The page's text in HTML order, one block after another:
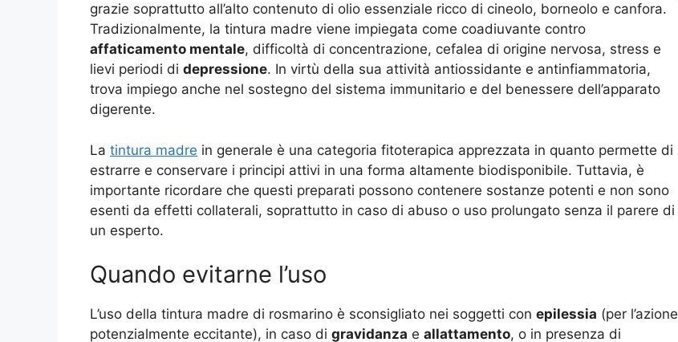
grazie soprattutto all’alto contenuto di olio essenziale ricco di cineolo, borneolo e canfora.
Tradizionalmente, la tintura madre viene impiegata come coadiuvante contro
affaticamento mentale, difficoltà di concentrazione, cefalea di origine nervosa, stress e
lievi periodi di depressione. In virtù della sua attività antiossidante e antinfiammatoria,
trova impiego anche nel sostegno del sistema immunitario e del benessere dell’apparato
digerente.
La tintura madre in generale è una categoria fitoterapica apprezzata in quanto permette di
estrarre e conservare i principi attivi in una forma altamente biodisponibile. Tuttavia, è
importante ricordare che questi preparati possono contenere sostanze potenti e non sono
esenti da effetti collaterali, soprattutto in caso di abuso o uso prolungato senza il parere di
un esperto.
Quando evitarne l’uso
L’uso della tintura madre di rosmarino è sconsigliato nei soggetti con epilessia (per l’azione
potenzialmente eccitante), in caso di gravidanza e allattamento, o in presenza di